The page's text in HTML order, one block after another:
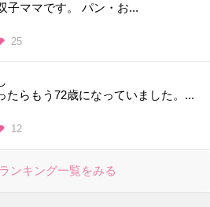
子ママです。 パン・お...
25
たらもう72歳になっていました。...
12
ンキング一覧をみる